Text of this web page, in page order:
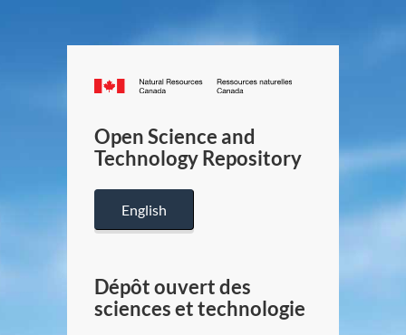
Canada.ca
/
Canada
Open Science and
Technology Repository
English
Dépôt ouvert des
sciences et technologie